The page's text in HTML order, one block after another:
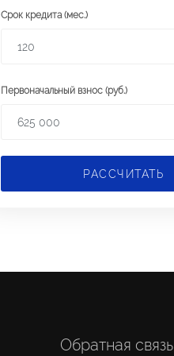
Срок кредита (мес.)
Первоначальный взнос (руб.)
РАССЧИТАТЬ
Обратная связь